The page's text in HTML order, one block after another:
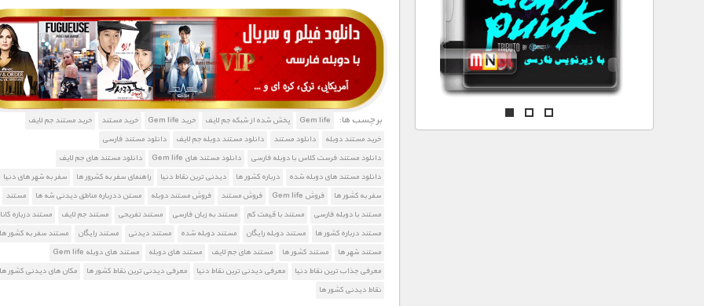
1900 تومان – خريد لينک دانلود (افزودن به سبد خريد)
برچسب ها: Gem life پخش شده از شبکه جم لایف خرید Gem life خرید مستند
خرید مستند جم لایف
خرید مستند دوبله
دانلود مستند دانلود مستند دوبله جم لایف
دانلود مستند فارسی
دانلود مستند فرست کلاس با دوبله فارسی
دانلود مستند های Gem life
دانلود مستند های جم لایف
دانلود مستند های دوبله شده
درباره کشور ها دیدنی ترین نقاط دنیا راهنمای سفر به کشرور ها
سفر به شهر های دنیا
سفر به کشور ها
فروش Gem life فروش مستند فروش مستند دوبله مستن ددرباره مناطق دیدنی شه ها
مستند
مستند با دوبله فارسی
مستند با قیمت کم مستند به زبان فارسی مستند تفریحی مستند جم لایف
مستند درباره
مستند درباره کشور ها
مستند دوبله رایگان مستند دوبله شده مستند دیدنی مستند رایگان
مستند سفر به کشور
مستند شهر ها
مستند کشور ها مستند های جم لایف مستند های دوبله
مستند های دوبله Gem life
معرفی جذاب ترین نقاط دنیا
معرفی دیدنی ترین نقاط دنیا معرفی دیدنی ترین نقاط کشور ها
مکان های دیدنی کشور
نقاط دیدنی کشور ها